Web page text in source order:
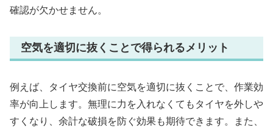
確認が欠かせません。
空気を適切に抜くことで得られるメリット
例えば、タイヤ交換前に空気を適切に抜くことで、作業効
率が向上します。無理に力を入れなくてもタイヤを外しや
すくなり、余計な破損を防ぐ効果も期待できます。また、